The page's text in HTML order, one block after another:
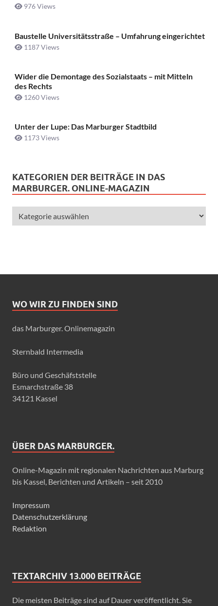
976 Views
Baustelle Universitätsstraße ­– Umfahrung eingerichtet
1187 Views
Wider die Demontage des Sozialstaats – mit Mitteln
des Rechts
1260 Views
Unter der Lupe: Das Marburger Stadtbild
1173 Views
KATEGORIEN DER BEITRÄGE IN DAS
MARBURGER. ONLINE-MAGAZIN
WO WIR ZU FINDEN SIND
das Marburger. Onlinemagazin
Sternbald Intermedia
Büro und Geschäfststelle
Esmarchstraße 38
34121 Kassel
ÜBER DAS MARBURGER.
Online-Magazin mit regionalen Nachrichten aus Marburg
bis Kassel, Berichten und Artikeln – seit 2010
Impressum
Datenschutzerklärung
Redaktion
TEXTARCHIV 13.000 BEITRÄGE
Die meisten Beiträge sind auf Dauer veröffentlicht. Sie